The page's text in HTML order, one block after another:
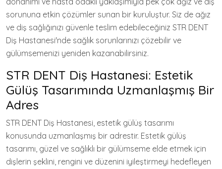
sorununa etkin çözümler sunan bir kuruluştur. Siz de ağız
ve diş sağlığınızı güvenle teslim edebileceğiniz STR DENT
Diş Hastanesi'nde sağlık sorunlarınızı çözebilir ve
gülümsemenizi yeniden kazanabilirsiniz.
STR DENT Diş Hastanesi: Estetik
Gülüş Tasarımında Uzmanlaşmış Bir
Adres
STR DENT Diş Hastanesi, estetik gülüş tasarımı
konusunda uzmanlaşmış bir adrestir. Estetik gülüş
tasarımı, güzel ve sağlıklı bir gülümseme elde etmek için
dişlerin şeklini, rengini ve düzenini iyileştirmeyi hedefleyen